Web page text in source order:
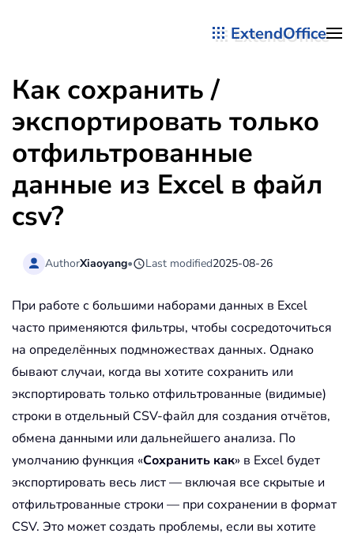
ExtendOffice
Как сохранить /
экспортировать только
отфильтрованные
данные из Excel в файл
csv?
AuthorXiaoyang• Last modified2025-08-26
При работе с большими наборами данных в Excel
часто применяются фильтры, чтобы сосредоточиться
на определённых подмножествах данных. Однако
бывают случаи, когда вы хотите сохранить или
экспортировать только отфильтрованные (видимые)
строки в отдельный CSV-файл для создания отчётов,
обмена данными или дальнейшего анализа. По
умолчанию функция «Сохранить как» в Excel будет
экспортировать весь лист — включая все скрытые и
отфильтрованные строки — при сохранении в формат
CSV. Это может создать проблемы, если вы хотите